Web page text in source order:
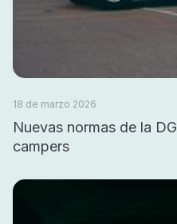
18 de marzo 2026
Nuevas normas de la
campers